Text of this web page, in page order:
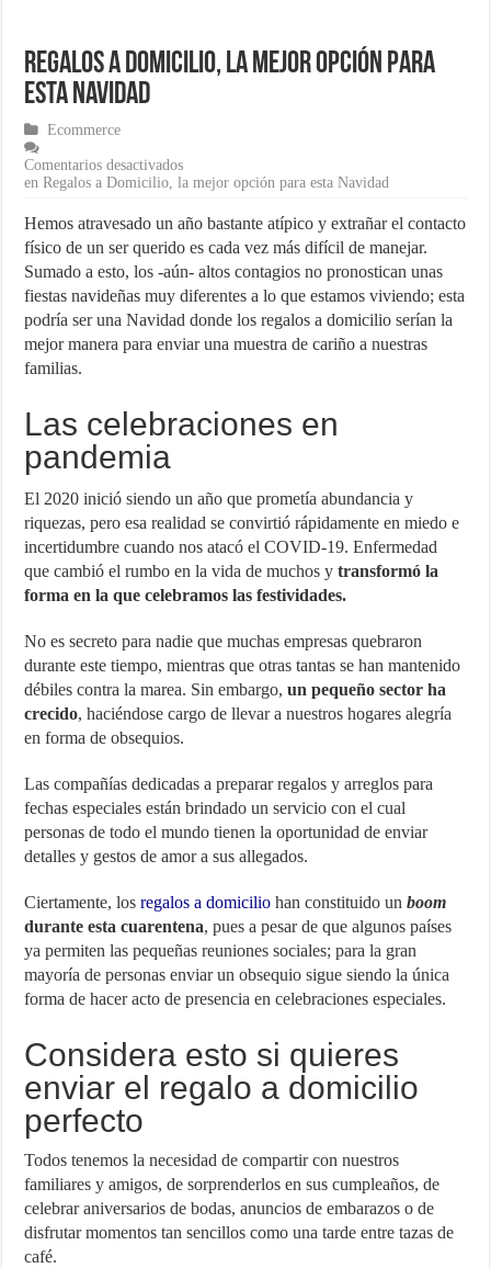
Marketing para emprendedores
Material de Oficina que no puede faltar en tu negocio
Regalos a Domicilio, la mejor opción para
esta Navidad
Ecommerce
Comentarios desactivados
en Regalos a Domicilio, la mejor opción para esta Navidad
Hemos atravesado un año bastante atípico y extrañar el contacto
físico de un ser querido es cada vez más difícil de manejar.
Sumado a esto, los -aún- altos contagios no pronostican unas
fiestas navideñas muy diferentes a lo que estamos viviendo; esta
podría ser una Navidad donde los regalos a domicilio serían la
mejor manera para enviar una muestra de cariño a nuestras
familias.
Las celebraciones en
pandemia
El 2020 inició siendo un año que prometía abundancia y
riquezas, pero esa realidad se convirtió rápidamente en miedo e
incertidumbre cuando nos atacó el COVID-19. Enfermedad
que cambió el rumbo en la vida de muchos ytransformó la
forma en la que celebramos las festividades.
No es secreto para nadie que muchas empresas quebraron
durante este tiempo, mientras que otras tantas se han mantenido
débiles contra la marea. Sin embargo,un pequeño sector ha
crecido, haciéndose cargo de llevar a nuestros hogares alegría
en forma de obsequios.
Las compañías dedicadas a preparar regalos y arreglos para
fechas especiales están brindado un servicio con el cual
personas de todo el mundo tienen la oportunidad de enviar
detalles y gestos de amor a sus allegados.
Ciertamente, losregalos a domicilio han constituido unboom
durante esta cuarentena, pues a pesar de que algunos países
ya permiten las pequeñas reuniones sociales; para la gran
mayoría de personas enviar un obsequio sigue siendo la única
forma de hacer acto de presencia en celebraciones especiales.
Considera esto si quieres
enviar el regalo a domicilio
perfecto
Todos tenemos la necesidad de compartir con nuestros
familiares y amigos, de sorprenderlos en sus cumpleaños, de
celebrar aniversarios de bodas, anuncios de embarazos o de
disfrutar momentos tan sencillos como una tarde entre tazas de
café.